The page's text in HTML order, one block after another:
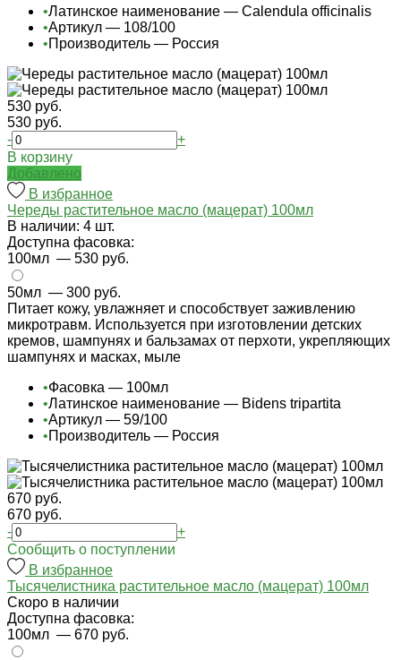
•Латинское наименование — Calendula officinalis
•Артикул — 108/100
•Производитель — Россия
530 руб.
530 руб.
-
+
В корзину
Добавлено
В избранное
Череды растительное масло (мацерат) 100мл
В наличии: 4 шт.
Доступна фасовка:
100мл — 530 руб.
50мл — 300 руб.
Питает кожу, увлажняет и способствует заживлению
микротравм. Используется при изготовлении детских
кремов, шампунях и бальзамах от перхоти, укрепляющих
шампунях и масках, мыле
•Фасовка — 100мл
•Латинское наименование — Bidens tripartita
•Артикул — 59/100
•Производитель — Россия
670 руб.
670 руб.
-
+
Cообщить о поступлении
В избранное
Тысячелистника растительное масло (мацерат) 100мл
Cкоро в наличии
Доступна фасовка:
100мл — 670 руб.